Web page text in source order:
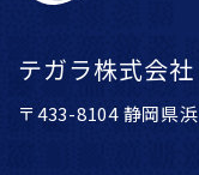
テガラ株式会社
〒433-8104 静岡県